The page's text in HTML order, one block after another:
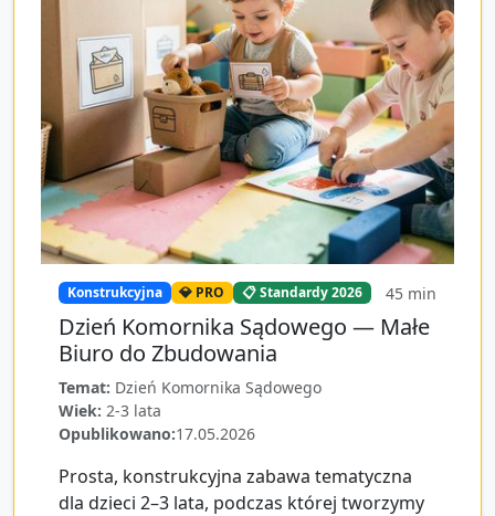
Konstrukcyjna 💎 PRO 📋 Standardy 2026 45 min
Dzień Komornika Sądowego — Małe
Biuro do Zbudowania
Temat: Dzień Komornika Sądowego
Wiek: 2-3 lata
Opublikowano:17.05.2026
Prosta, konstrukcyjna zabawa tematyczna
dla dzieci 2–3 lata, podczas której tworzymy